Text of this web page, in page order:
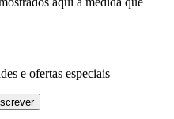
e ofertas especiais